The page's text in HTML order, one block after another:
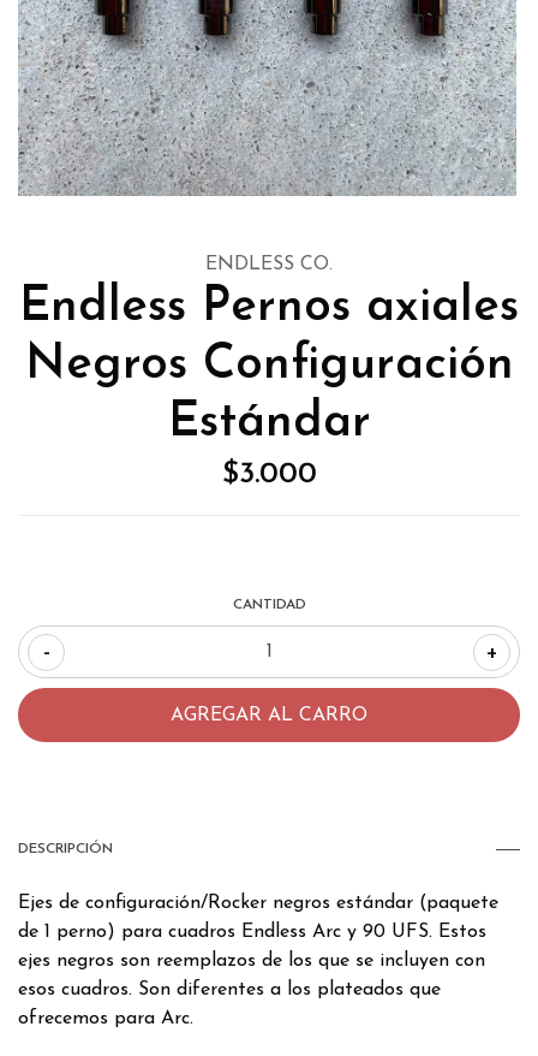
ENDLESS CO.
Endless Pernos axiales
Negros Configuración
Estándar
$3.000
CANTIDAD
- +
DESCRIPCIÓN
Ejes de configuración/Rocker negros estándar (paquete
de 1 perno) para cuadros Endless Arc y 90 UFS. Estos
ejes negros son reemplazos de los que se incluyen con
esos cuadros. Son diferentes a los plateados que
ofrecemos para Arc.